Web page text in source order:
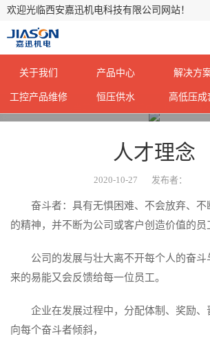
欢迎光临西安嘉迅机电科技有限公司网站！
关于我们 产品中心 解决方
工控产品维修 恒压供水 高低压成
人才理念
2020-10-27 发布者：
奋斗者：具有无惧困难、不会放弃、不
的精神，并不断为公司或客户创造价值的员
公司的发展与壮大离不开每个人的奋
来的易能又会反馈给每一位员工。
企业在发展过程中，分配体制、奖励
向每个奋斗者倾斜，